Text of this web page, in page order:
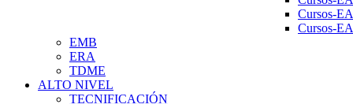
Cursos-
Cursos-
EMB
ERA
TDME
ALTO NIVEL
TECNIFICACIÓN